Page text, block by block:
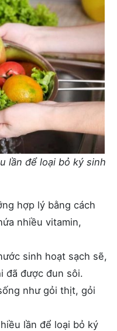
lần để loại bỏ ký sinh
hợp lý bằng cách
nhiều vitamin,
sinh hoạt sạch sẽ,
đã được đun sôi.
như gỏi thịt, gỏi
lần để loại bỏ ký